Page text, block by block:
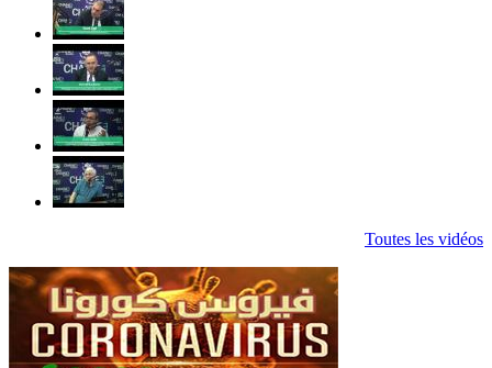
Toutes les vidéos